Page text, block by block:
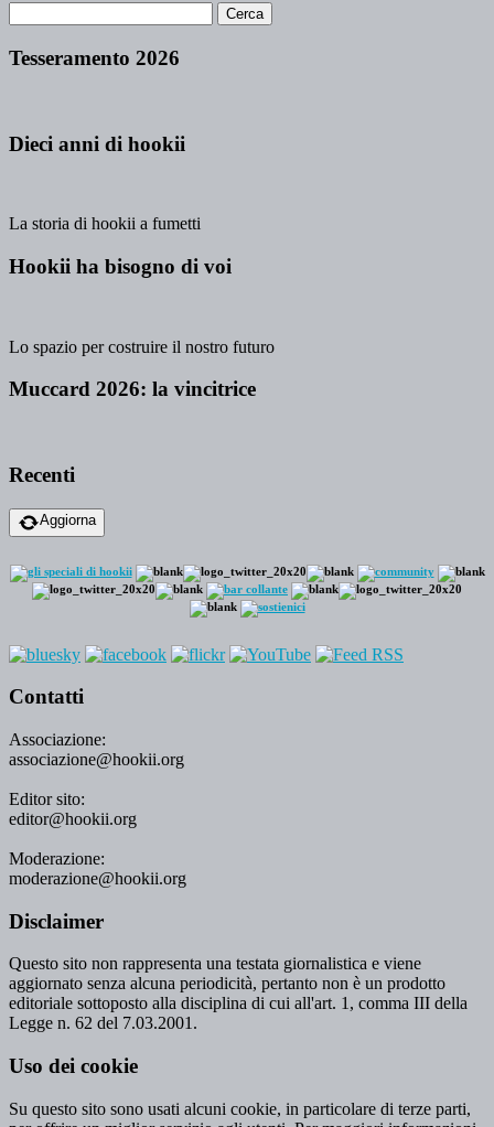
Tesseramento 2026
Dieci anni di hookii
La storia di hookii a fumetti
Hookii ha bisogno di voi
Lo spazio per costruire il nostro futuro
Muccard 2026: la vincitrice
Recenti
Aggiorna
Contatti
Associazione:
associazione@hookii.org
Editor sito:
editor@hookii.org
Moderazione:
moderazione@hookii.org
Disclaimer
Questo sito non rappresenta una testata giornalistica e viene
aggiornato senza alcuna periodicità, pertanto non è un prodotto
editoriale sottoposto alla disciplina di cui all'art. 1, comma III della
Legge n. 62 del 7.03.2001.
Uso dei cookie
Su questo sito sono usati alcuni cookie, in particolare di terze parti,